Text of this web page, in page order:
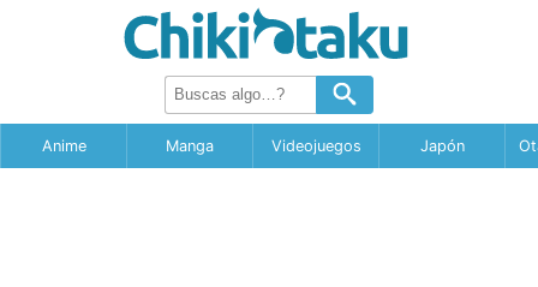
Anime Manga Videojuegos Japón